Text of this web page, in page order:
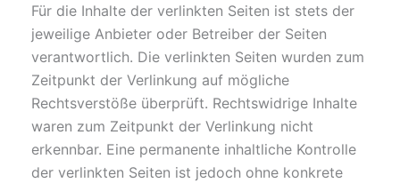
Für die Inhalte der verlinkten Seiten ist stets der
jeweilige Anbieter oder Betreiber der Seiten
verantwortlich. Die verlinkten Seiten wurden zum
Zeitpunkt der Verlinkung auf mögliche
Rechtsverstöße überprüft. Rechtswidrige Inhalte
waren zum Zeitpunkt der Verlinkung nicht
erkennbar. Eine permanente inhaltliche Kontrolle
der verlinkten Seiten ist jedoch ohne konkrete